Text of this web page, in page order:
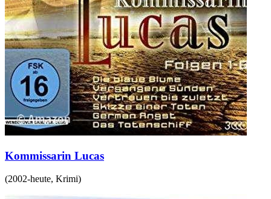
Kommissarin Lucas
(2002-heute, Krimi)